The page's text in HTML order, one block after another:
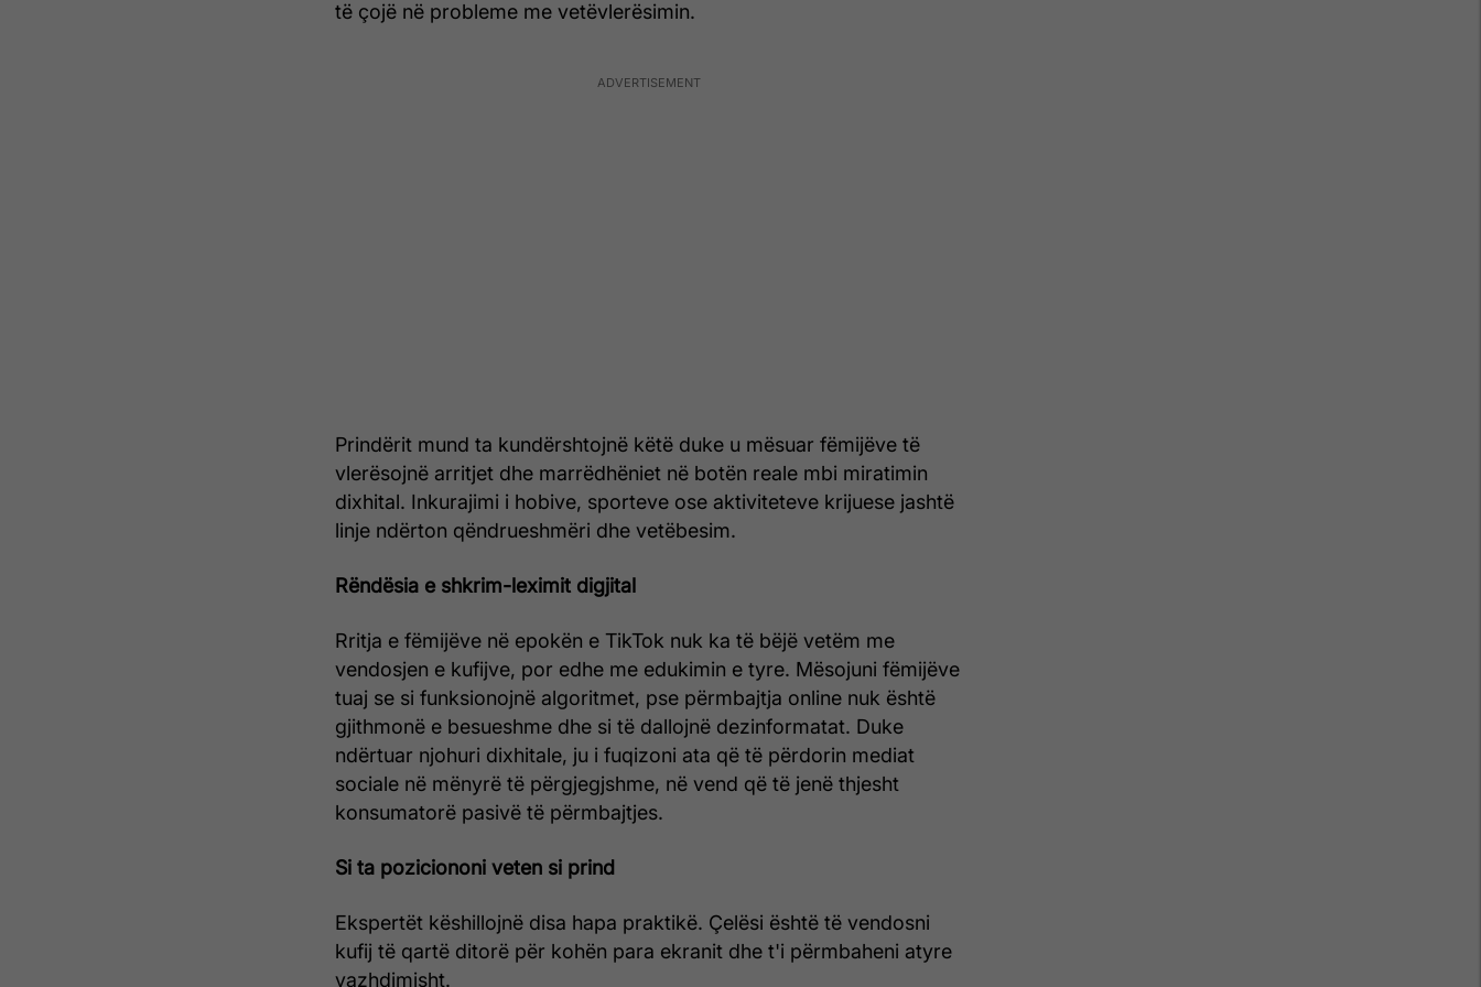
të çojë në probleme me vetëvlerësimin.
Prindërit mund ta kundërshtojnë këtë duke u mësuar fëmijëve të
vlerësojnë arritjet dhe marrëdhëniet në botën reale mbi miratimin
dixhital. Inkurajimi i hobive, sporteve ose aktiviteteve krijuese jashtë
linje ndërton qëndrueshmëri dhe vetëbesim.
Rëndësia e shkrim-leximit digjital
Rritja e fëmijëve në epokën e TikTok nuk ka të bëjë vetëm me
vendosjen e kufijve, por edhe me edukimin e tyre. Mësojuni fëmijëve
tuaj se si funksionojnë algoritmet, pse përmbajtja online nuk është
gjithmonë e besueshme dhe si të dallojnë dezinformatat. Duke
ndërtuar njohuri dixhitale, ju i fuqizoni ata që të përdorin mediat
sociale në mënyrë të përgjegjshme, në vend që të jenë thjesht
konsumatorë pasivë të përmbajtjes.
Si ta poziciononi veten si prind
Ekspertët këshillojnë disa hapa praktikë. Çelësi është të vendosni
kufij të qartë ditorë për kohën para ekranit dhe t'i përmbaheni atyre
vazhdimisht.